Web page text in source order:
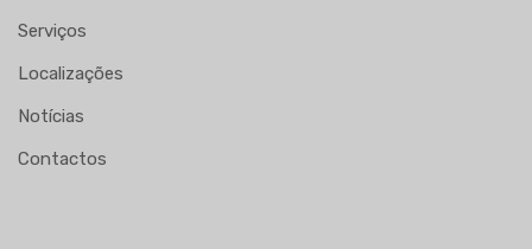
Serviços
Localizações
Notícias
Contactos